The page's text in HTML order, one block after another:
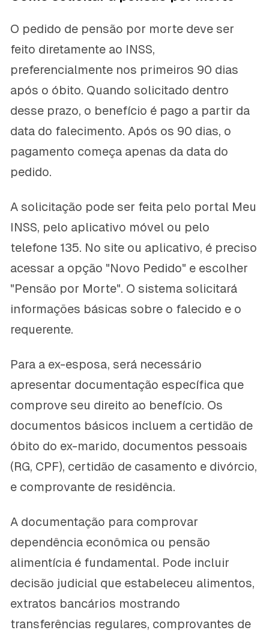
O pedido de pensão por morte deve ser
feito diretamente ao INSS,
preferencialmente nos primeiros 90 dias
após o óbito. Quando solicitado dentro
desse prazo, o benefício é pago a partir da
data do falecimento. Após os 90 dias, o
pagamento começa apenas da data do
pedido.
A solicitação pode ser feita pelo portal Meu
INSS, pelo aplicativo móvel ou pelo
telefone 135. No site ou aplicativo, é preciso
acessar a opção "Novo Pedido" e escolher
"Pensão por Morte". O sistema solicitará
informações básicas sobre o falecido e o
requerente.
Para a ex-esposa, será necessário
apresentar documentação específica que
comprove seu direito ao benefício. Os
documentos básicos incluem a certidão de
óbito do ex-marido, documentos pessoais
(RG, CPF), certidão de casamento e divórcio,
e comprovante de residência.
A documentação para comprovar
dependência econômica ou pensão
alimentícia é fundamental. Pode incluir
decisão judicial que estabeleceu alimentos,
extratos bancários mostrando
transferências regulares, comprovantes de